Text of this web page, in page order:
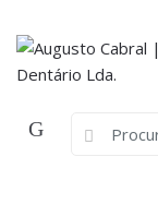
navigation
content
Search